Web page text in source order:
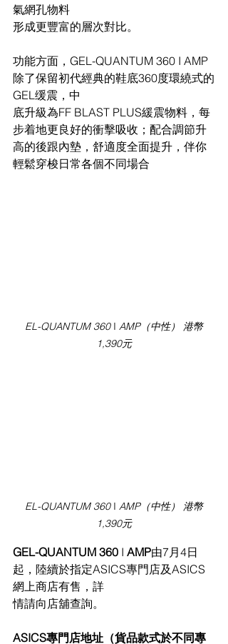
氣網孔物料
形成更豐富的層次對比。
功能方面，GEL-QUANTUM 360 I AMP
除了保留初代經典的鞋底360度環繞式的
GEL缓震，中
底升級為FF BLAST PLUS緩震物料，每
步着地更良好的衝擊吸收；配合調節升
高的後跟內墊，舒適度全面提升，伴你
輕鬆穿梭日常各個不同場合
EL-QUANTUM 360 I AMP（中性） 港幣
1,390元
EL-QUANTUM 360 I AMP（中性） 港幣
1,390元
GEL-QUANTUM 360 I AMP由7月4日
起，陸續於指定ASICS專門店及ASICS
網上商店有售，詳
情請向店舖查詢。
ASICS專門店地址（貨品款式於不同專